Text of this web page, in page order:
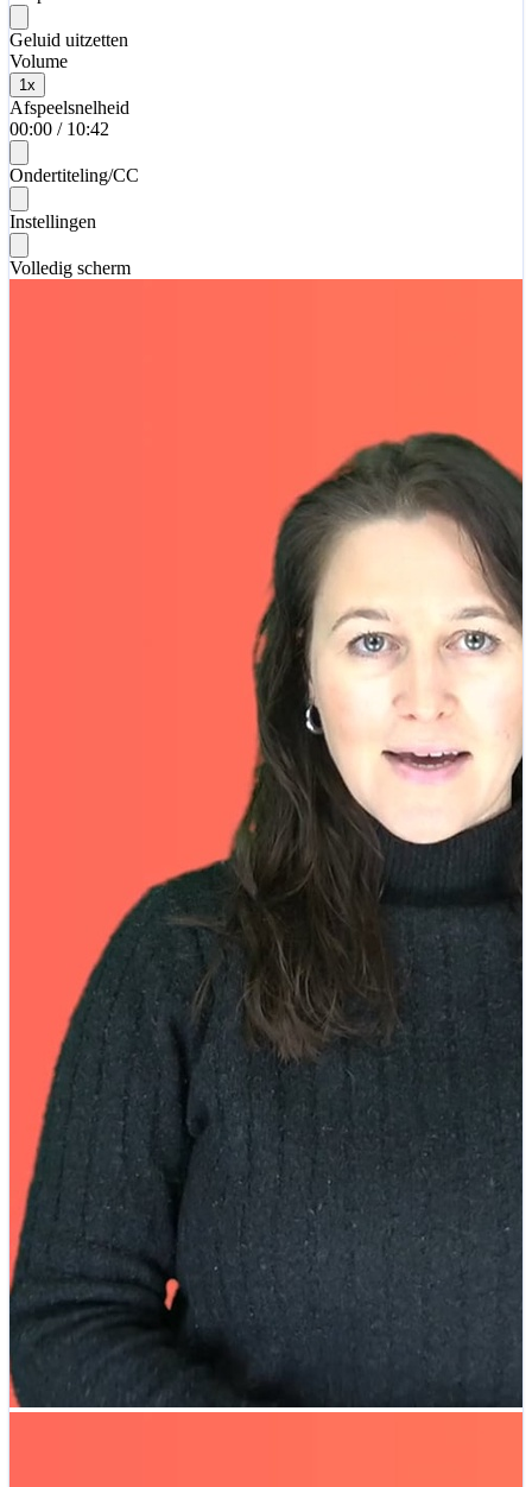
Geluid uitzetten
Volume
1 x
Afspeelsnelheid
00:00 / 10:42
Ondertiteling/CC
Instellingen
Volledig scherm